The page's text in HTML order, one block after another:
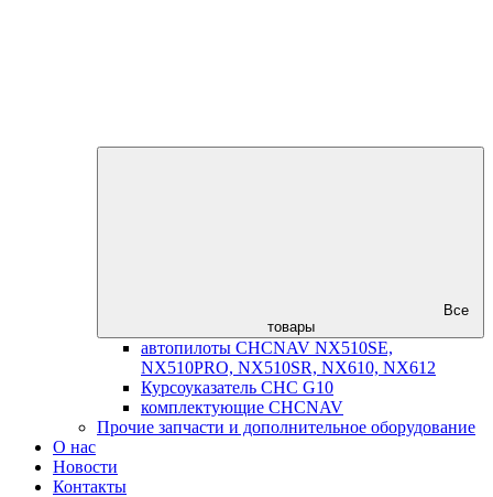
Все
товары
автопилоты CHCNAV NX510SE,
NX510PRO, NX510SR, NX610, NX612
Курсоуказатель CHC G10
комплектующие CHCNAV
Прочие запчасти и дополнительное оборудование
О нас
Новости
Контакты